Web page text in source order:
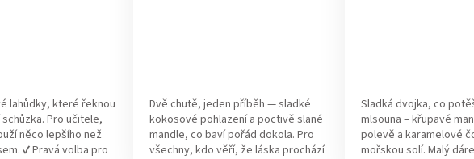
lahůdky, které řeknou
Pro učitele,
něco lepšího než
✔ Pravá volba pro
Dvě chutě, jeden příběh — sladké
kokosové pohlazení a poctivě slané
mandle, co baví pořád dokola. Pro
všechny, kdo věří, že láska prochází
Sladká dvojka, co
mlsouna – křupavé
polevě a karamelové
mořskou solí. Malý